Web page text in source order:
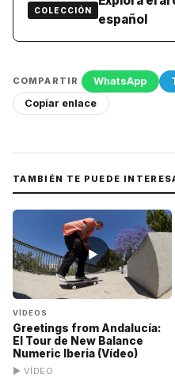
COLECCIÓN
español
COMPARTIR WhatsApp
Copiar enlace
TAMBIÉN TE PUEDE
▶
VÍDEOS
Greetings from Andalucía:
El Tour de New Balance
Numeric Iberia (Vídeo)
▶ VÍDEO